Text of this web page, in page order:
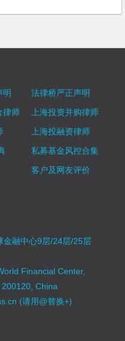
明
法律桥严正声明
律师
上海投资并购律师
上海投融资律师
私募基金风控合集
客户及网友评价
融中心9层/24层/25层
Financial Center,
China
(请用@替换+)